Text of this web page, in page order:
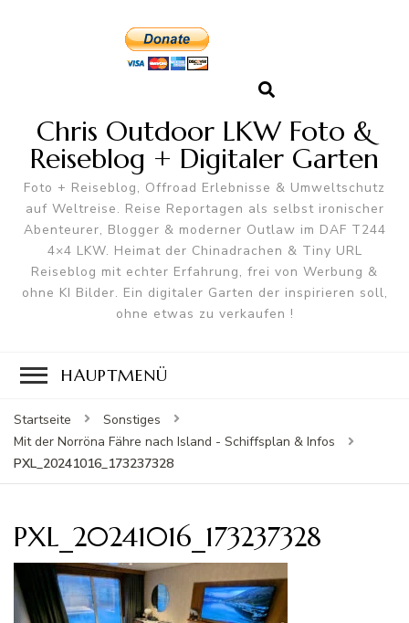
Chris Outdoor LKW Foto &
Reiseblog + Digitaler Garten
Foto + Reiseblog, Offroad Erlebnisse & Umweltschutz
auf Weltreise. Reise Reportagen als selbst ironischer
Abenteurer, Blogger & moderner Outlaw im DAF T244
4×4 LKW. Heimat der Chinadrachen & Tiny URL
Reiseblog mit echter Erfahrung, frei von Werbung &
ohne KI Bilder. Ein digitaler Garten der inspirieren soll,
ohne etwas zu verkaufen !
HAUPTMENÜ
Startseite
Sonstiges
Mit der Norröna Fähre nach Island - Schiffsplan & Infos
PXL_20241016_173237328
PXL_20241016_173237328